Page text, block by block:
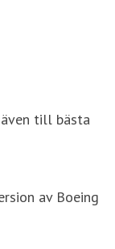
till bästa
av Boeing